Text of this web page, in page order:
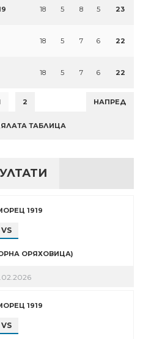
18 5 8 5 23
18 5 7 6 22
18 5 7 6 22
2 НАПРЕД
ТАБЛИЦА
1919
VS
ОРЯХОВИЦА)
1919
VS